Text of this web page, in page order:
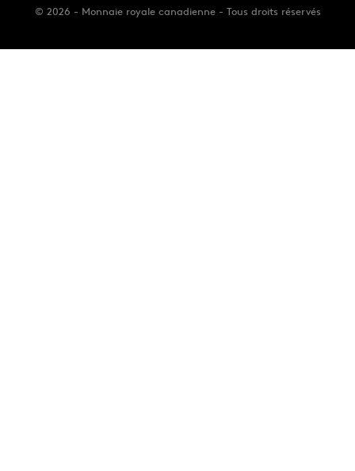
© 2026 - Monnaie royale canadienne - Tous droits réservés